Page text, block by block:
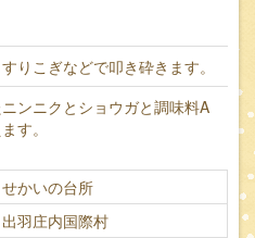
りこぎなどで叩き砕きます。
ンニクとショウガと調味料A
す。
せかいの台所
出羽庄内国際村